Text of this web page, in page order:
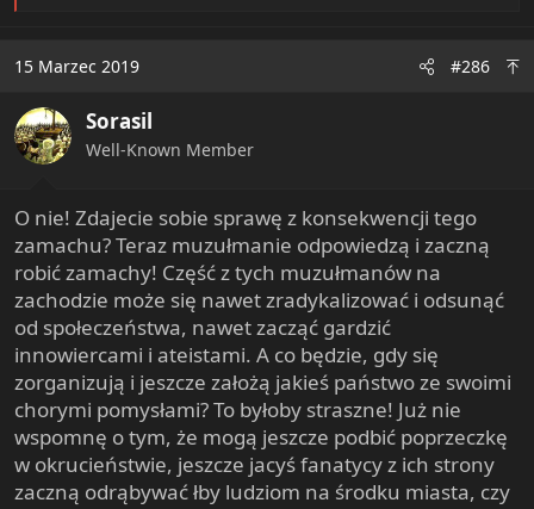
t
o
n
s
15 Marzec 2019 #286
Sorasil
Well-Known Member
O nie! Zdajecie sobie sprawę z konsekwencji tego
zamachu? Teraz muzułmanie odpowiedzą i zaczną
robić zamachy! Część z tych muzułmanów na
zachodzie może się nawet zradykalizować i odsunąć
od społeczeństwa, nawet zacząć gardzić
innowiercami i ateistami. A co będzie, gdy się
zorganizują i jeszcze założą jakieś państwo ze swoimi
chorymi pomysłami? To byłoby straszne! Już nie
wspomnę o tym, że mogą jeszcze podbić poprzeczkę
w okrucieństwie, jeszcze jacyś fanatycy z ich strony
zaczną odrąbywać łby ludziom na środku miasta, czy